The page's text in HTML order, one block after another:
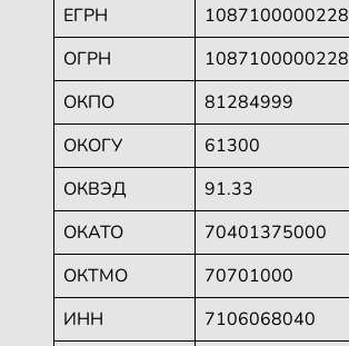
ЕГРН
1087100000228
ОГРН
1087100000228
ОКПО
81284999
ОКОГУ
61300
ОКВЭД
91.33
ОКАТО
70401375000
ОКТМО
70701000
ИНН
7106068040